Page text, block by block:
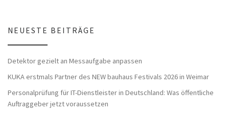
NEUESTE BEITRÄGE
Detektor gezielt an Messaufgabe anpassen
KUKA erstmals Partner des NEW bauhaus Festivals 2026 in Weimar
Personalprüfung für IT-Dienstleister in Deutschland: Was öffentliche
Auftraggeber jetzt voraussetzen